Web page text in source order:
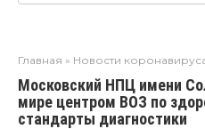
Главная » Новости
Московский НПЦ имени
мире центром ВОЗ по
стандарты диагностики